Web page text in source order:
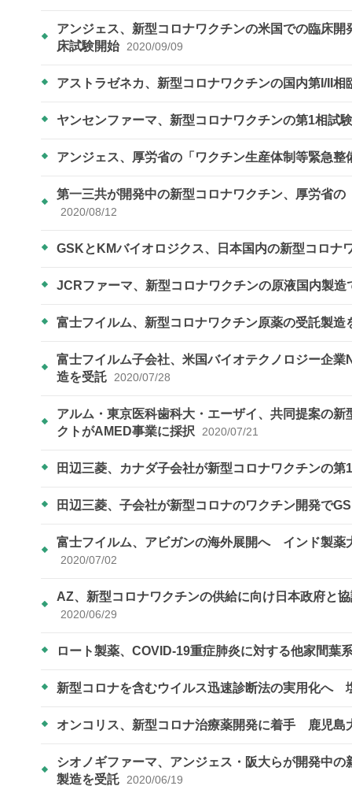
アンジェス、新型コロナワクチンの米国での臨床
床試験開始 2020/09/09
アストラゼネカ、新型コロナワクチンの国内第I/II
ヤンセンファーマ、新型コロナワクチンの第1相試
アンジェス、厚労省の「ワクチン生産体制等緊急
第一三共が開発中の新型コロナワクチン、厚労省
2020/08/12
GSKとKMバイオロジクス、日本国内の新型コロナ
JCRファーマ、新型コロナワクチンの原液国内製
富士フイルム、新型コロナワクチン原薬の受託製
富士フイルム子会社、米国バイオテクノロジー企
造を受託
2020/07/28
アルム・東京医科歯科大・エーザイ、共同提案の
クトがAMED事業に採択
2020/07/21
田辺三菱、カナダ子会社が新型コロナワクチンの
田辺三菱、子会社が新型コロナのワクチン開発で
富士フイルム、アビガンの海外展開へ インド製薬
2020/07/02
AZ、新型コロナワクチンの供給に向け日本政府と
2020/06/29
ロート製薬、COVID-19重症肺炎に対する他家間葉
新型コロナを含むウイルス迅速診断法の実用化へ
オンコリス、新型コロナ治療薬開発に着手 鹿児島
シオノギファーマ、アンジェス・阪大らが開発中
製造を受託
2020/06/19